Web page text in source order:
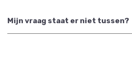
Mijn vraag staat er niet tussen?